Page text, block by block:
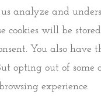
analyze and
cookies will be
You also have
opting out of some
experience.